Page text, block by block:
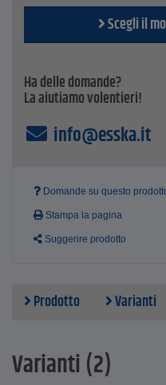
Scegli il
Ha delle domande?
La aiutiamo volentieri!
info@esska.it
Domande su questo
Stampa la pagina
Suggerire prodotto
Prodotto Varianti
Varianti (2)